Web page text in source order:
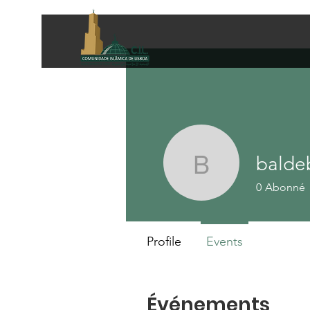
0 Abonné
Profile Events